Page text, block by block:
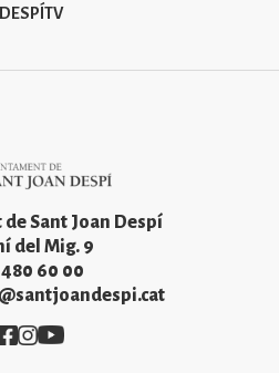
DESPÍTV
Sant Joan Despí
del Mig. 9
480 60 00
Imatge
Imatge
Imatge